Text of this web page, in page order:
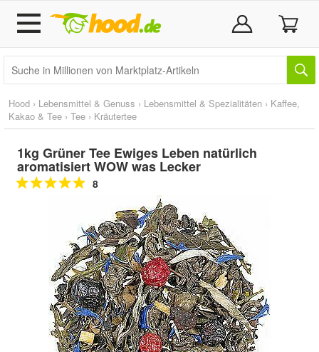
Hood › Lebensmittel & Genuss › Lebensmittel & Spezialitäten › Kaffee,
Kakao & Tee › Tee › Kräutertee
1kg Grüner Tee Ewiges Leben natürlich
aromatisiert WOW was Lecker
8